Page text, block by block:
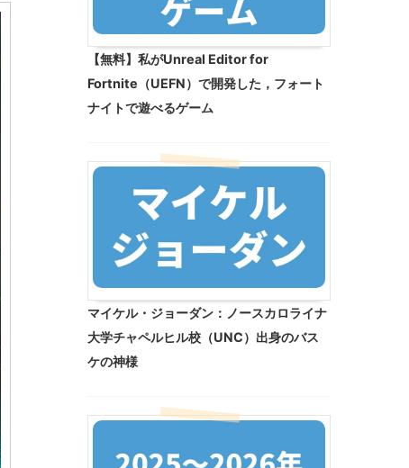
【無料】私がUnreal Editor for
Fortnite（UEFN）で開発した，フォート
ナイトで遊べるゲーム
マイケル・ジョーダン：ノースカロライナ
大学チャペルヒル校（UNC）出身のバス
ケの神様